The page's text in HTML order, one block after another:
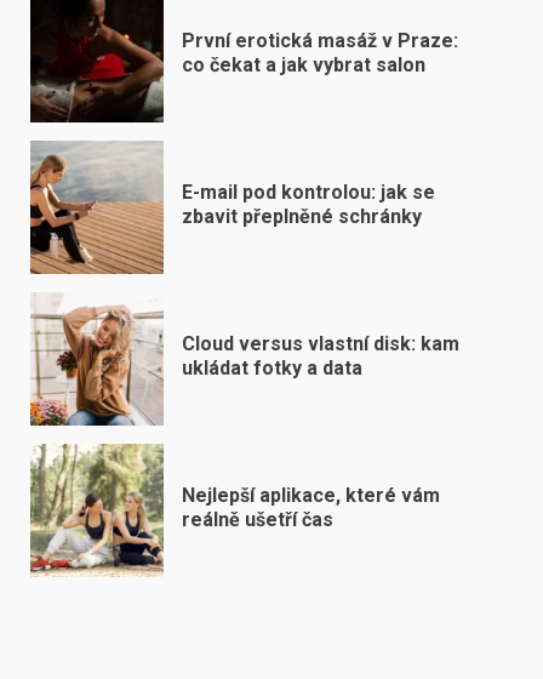
První erotická masáž v Praze:
co čekat a jak vybrat salon
E-mail pod kontrolou: jak se
zbavit přeplněné schránky
Cloud versus vlastní disk: kam
ukládat fotky a data
Nejlepší aplikace, které vám
reálně ušetří čas